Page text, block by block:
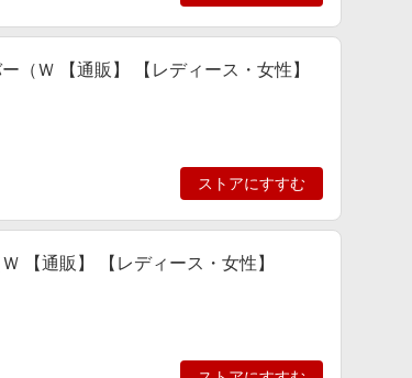
（Ｗ 【通販】 【レディース・女性】
ストアにすすむ
【通販】 【レディース・女性】